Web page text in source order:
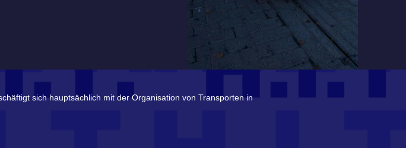
sich hauptsächlich mit der Organisation von Transporten in